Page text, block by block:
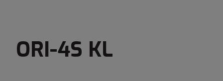
ORI-4S KL